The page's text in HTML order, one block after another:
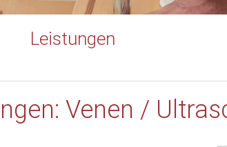
Leistungen
Venen /